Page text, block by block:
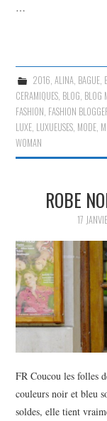
…
2016, ALINA, BAGUE,
CERAMIQUES, BLOG, BLOG
FASHION, FASHION
LUXE, LUXUEUSES, MODE,
WOMAN
ROBE
17
FR Coucou les folles
couleurs noir et bleu
soldes, elle tient